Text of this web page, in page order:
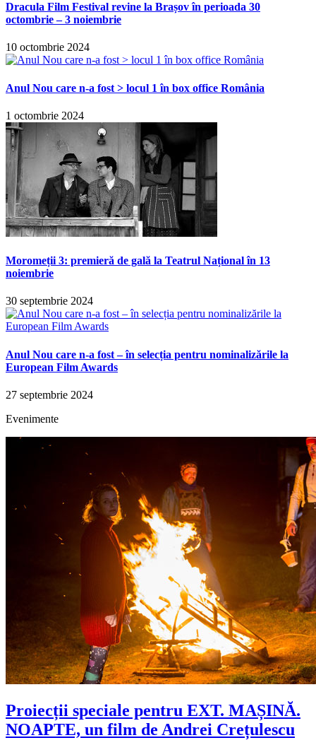
Dracula Film Festival revine la Brașov în perioada 30
octombrie – 3 noiembrie
10 octombrie 2024
Anul Nou care n-a fost > locul 1 în box office România
1 octombrie 2024
Moromeții 3: premieră de gală la Teatrul Național în 13
noiembrie
30 septembrie 2024
Anul Nou care n-a fost – în selecția pentru nominalizările la
European Film Awards
27 septembrie 2024
Evenimente
Proiecții speciale pentru EXT. MAȘINĂ.
NOAPTE, un film de Andrei Crețulescu